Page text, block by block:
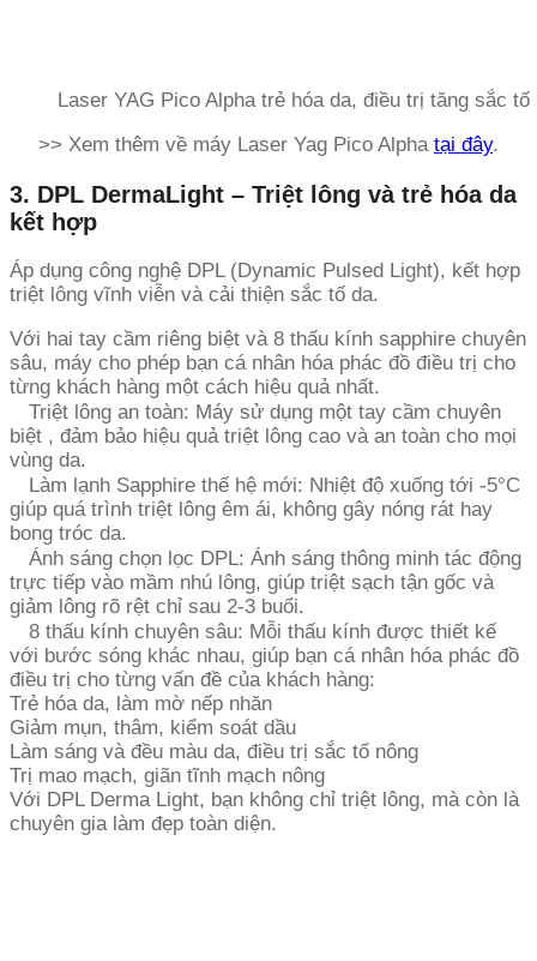
Laser YAG Pico Alpha trẻ hóa da, điều trị tăng sắc tố
>> Xem thêm về máy Laser Yag Pico Alpha tại đây.
3. DPL DermaLight – Triệt lông và trẻ hóa da
kết hợp
Áp dụng công nghệ DPL (Dynamic Pulsed Light), kết hợp
triệt lông vĩnh viễn và cải thiện sắc tố da.
Với hai tay cầm riêng biệt và 8 thấu kính sapphire chuyên
sâu, máy cho phép bạn cá nhân hóa phác đồ điều trị cho
từng khách hàng một cách hiệu quả nhất.
Triệt lông an toàn: Máy sử dụng một tay cầm chuyên
biệt , đảm bảo hiệu quả triệt lông cao và an toàn cho mọi
vùng da.
Làm lạnh Sapphire thế hệ mới: Nhiệt độ xuống tới -5°C
giúp quá trình triệt lông êm ái, không gây nóng rát hay
bong tróc da.
Ánh sáng chọn lọc DPL: Ánh sáng thông minh tác động
trực tiếp vào mầm nhú lông, giúp triệt sạch tận gốc và
giảm lông rõ rệt chỉ sau 2-3 buổi.
8 thấu kính chuyên sâu: Mỗi thấu kính được thiết kế
với bước sóng khác nhau, giúp bạn cá nhân hóa phác đồ
điều trị cho từng vấn đề của khách hàng:
Trẻ hóa da, làm mờ nếp nhăn
Giảm mụn, thâm, kiểm soát dầu
Làm sáng và đều màu da, điều trị sắc tố nông
Trị mao mạch, giãn tĩnh mạch nông
Với DPL Derma Light, bạn không chỉ triệt lông, mà còn là
chuyên gia làm đẹp toàn diện.